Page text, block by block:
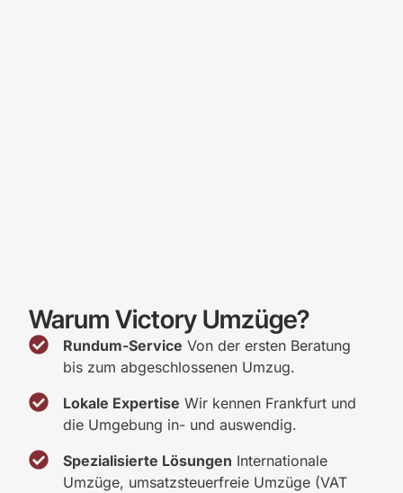
Warum Victory Umzüge?
Rundum-Service Von der ersten Beratung
bis zum abgeschlossenen Umzug.
Lokale Expertise Wir kennen Frankfurt und
die Umgebung in- und auswendig.
Spezialisierte Lösungen Internationale
Umzüge, umsatzsteuerfreie Umzüge (VAT